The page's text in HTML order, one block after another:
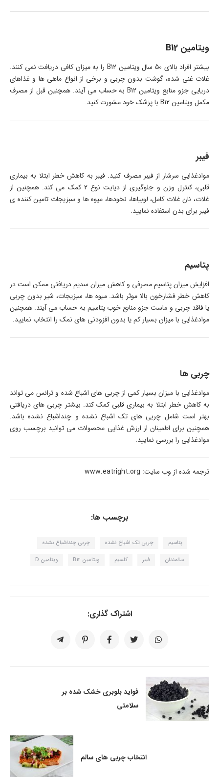
ویتامین B12
بیشتر افراد بالای 50 سال ویتامین B12 را به میزان کافی دریافت نمی کنند.
غلات غنی شده، گوشت بدون چربی و برخی از انواع ماهی ها و غذاهای
دریایی جزو منابع ویتامین B12 به حساب می آیند. همچنین قبل از مصرف
مکمل ویتامین B12 با پزشک خود مشورت کنید.
فیبر
موادغذایی سرشار از فیبر مصرف کنید. فیبر به کاهش خطر ابتلا به بیماری
قلبی، کنترل وزن و جلوگیری از دیابت نوع 2 کمک می کند. همچنین از
غلات، نان غلات کامل، لوبیاها، نخودها، میوه ها و سبزیجات تامین کننده ی
فیبر برای بدن استفاده نمایید.
پتاسیم
افزایش میزان پتاسیم مصرفی و کاهش میزان سدیم دریافتی ممکن است در
کاهش خطر فشارخون بالا موثر باشد. میوه ها، سبزیجات، شیر بدون چربی
یا فاقد چربی و ماست جزو منابع خوب پتاسیم به حساب می آیند. همچنین
موادغذایی با میزان بسیار کم یا بدون افزودنی های نمک را انتخاب نمایید.
چربی ها
موادغذایی با میزان بسیار کمی از چربی های اشباع شده و ترانس می تواند
به کاهش خطر ابتلا به بیماری قلبی کمک کند. بیشتر چربی های دریافتی
بهتر است شامل چربی های تک اشباع نشده و چنداشباع نشده باشد.
همچنین برای اطمینان از ارزش غذایی محصولات می توانید برچسب روی
موادغذایی را بررسی نمایید.
ترجمه شده از وب سایت: www.eatright.org
برچسب ها:
پتاسیم چربی تک اشباع نشده چربی چنداشباع نشده
سالمندان فیبر کلسیم ویتامین B12 ویتامین D
اشتراک گذاری:
فواید بلوبری خشک شده بر
سلامتی
انتخاب چربی های سالم